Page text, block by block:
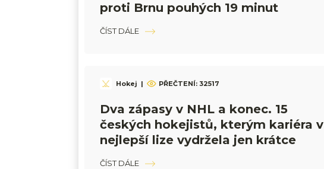
proti Brnu pouhých 19 minut
ČÍST DÁLE
Hokej | PŘEČTENÍ: 32517
Dva zápasy v NHL a konec. 15
českých hokejistů, kterým kariéra v
nejlepší lize vydržela jen krátce
ČÍST DÁLE